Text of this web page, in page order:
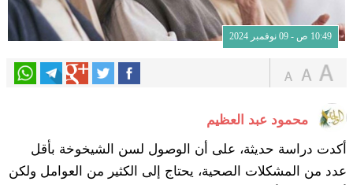
10:49 ص - 09 نوفمبر 2024
محمود عبد العظيم
أكدت دراسة حديثة، على أن الوصول لسن الشيخوخة بأقل
عدد من المشكلات الصحية، يحتاج إلى الكثير من العوامل ولكن